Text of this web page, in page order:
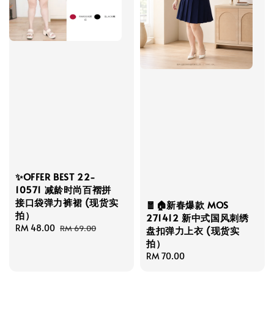
✨OFFER BEST 22-
10571 减龄时尚百褶拼
接口袋弹力裤裙 (现货实
拍）
Sale
RM 48.00 Regular
RM 69.00
🧧🏠新春爆款 MOS
271412 新中式国风刺绣
盘扣弹力上衣 (现货实
拍）
Regular
RM 70.00